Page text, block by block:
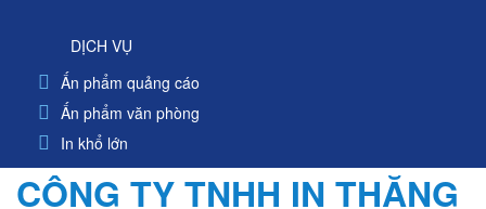
DỊCH VỤ
Ấn phẩm quảng cáo
Ấn phẩm văn phòng
In khổ lớn
CÔNG TY TNHH IN THĂNG